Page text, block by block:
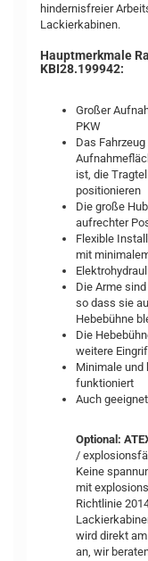
hindernisfreier
Lackierkabinen.
Hauptmerkmale
KBI28.199942:
Großer
PKW
Das
ist, die
positionieren
Die große
aufrechter
Flexible
mit
Die Arme
so dass sie
Hebebühne
Die
weitere
Minimale und
funktioniert
Auch
Optional:
/
Keine
mit
Richtlinie
wird direkt
an, wir